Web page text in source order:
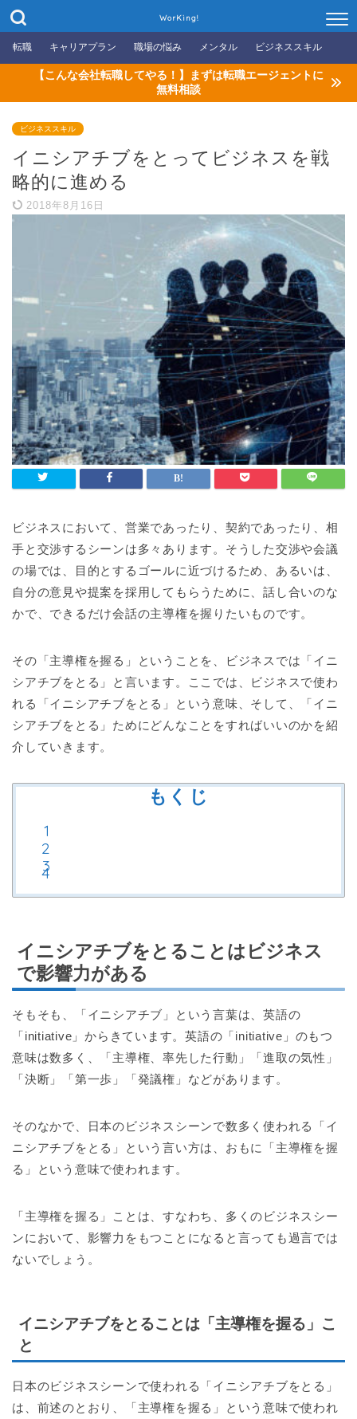
WorKing!
転職 キャリアプラン 職場の悩み メンタル ビジネススキル
【こんな会社転職してやる！】まずは転職エージェントに
無料相談
ビジネススキル
イニシアチブをとってビジネスを戦
略的に進める
2018年8月16日
ビジネスにおいて、営業であったり、契約であったり、相
手と交渉するシーンは多々あります。そうした交渉や会議
の場では、目的とするゴールに近づけるため、あるいは、
自分の意見や提案を採用してもらうために、話し合いのな
かで、できるだけ会話の主導権を握りたいものです。
その「主導権を握る」ということを、ビジネスでは「イニ
シアチブをとる」と言います。ここでは、ビジネスで使わ
れる「イニシアチブをとる」という意味、そして、「イニ
シアチブをとる」ためにどんなことをすればいいのかを紹
介していきます。
もくじ
イニシアチブをとることはビジネス
で影響力がある
そもそも、「イニシアチブ」という言葉は、英語の
「initiative」からきています。英語の「initiative」のもつ
意味は数多く、「主導権、率先した行動」「進取の気性」
「決断」「第一歩」「発議権」などがあります。
そのなかで、日本のビジネスシーンで数多く使われる「イ
ニシアチブをとる」という言い方は、おもに「主導権を握
る」という意味で使われます。
「主導権を握る」ことは、すなわち、多くのビジネスシー
ンにおいて、影響力をもつことになると言っても過言では
ないでしょう。
イニシアチブをとることは「主導権を握る」こ
と
日本のビジネスシーンで使われる「イニシアチブをとる」
は、前述のとおり、「主導権を握る」という意味で使われ